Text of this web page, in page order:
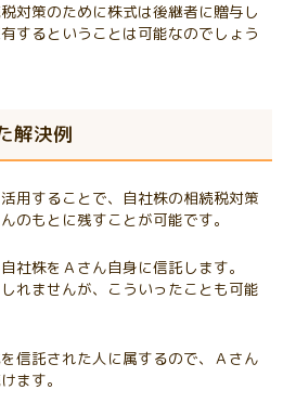
対策のために株式は後継者に贈与し
するということは可能なのでしょう
解決例
用することで、自社株の相続税対策
のもとに残すことが可能です。
社株をＡさん自身に信託します。
れませんが、こういったことも可能
信託された人に属するので、Ａさん
ます。